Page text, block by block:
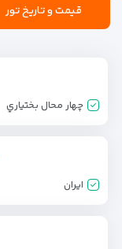
قیمت و تاریخ تور
چهار محال بختياري
ایران